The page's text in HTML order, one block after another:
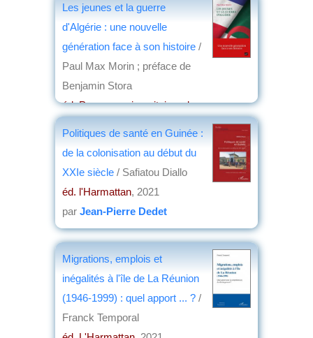
Les jeunes et la guerre
d'Algérie : une nouvelle
génération face à son histoire /
Paul Max Morin ; préface de
Benjamin Stora
éd. Presses universitaires de
Politiques de santé en Guinée :
de la colonisation au début du
XXIe siècle / Safiatou Diallo
éd. l'Harmattan, 2021
par Jean-Pierre Dedet
Migrations, emplois et
inégalités à l'île de La Réunion
(1946-1999) : quel apport ... ? /
Franck Temporal